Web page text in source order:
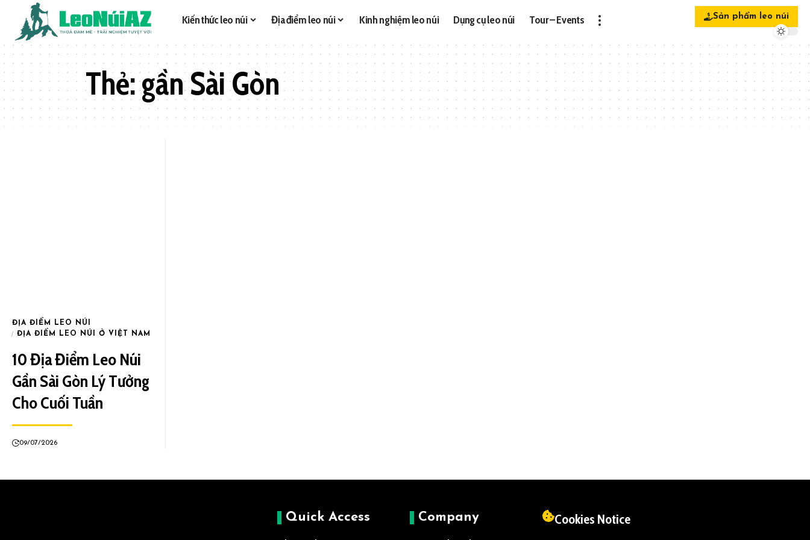
Kiến thức leo núi Địa điểm leo núi Kinh nghiệm leo núi Dụng cụ leo núi Tour – Events Sản phẩm leo núi
Thẻ:gần Sài Gòn
ĐỊA ĐIỂM LEO NÚI
ĐỊA ĐIỂM LEO NÚI Ở VIỆT NAM
10 Địa Điểm Leo Núi
Gần Sài Gòn Lý Tưởng
Cho Cuối Tuần
09/07/2026
Quick Access Company Cookies Notice